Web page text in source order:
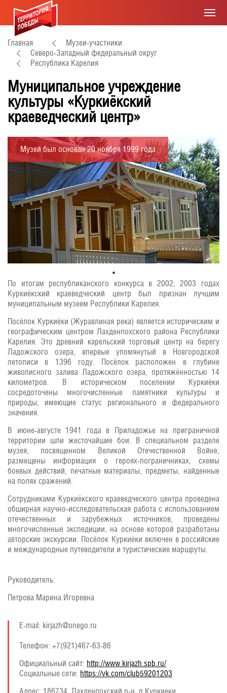
Главная
Музеи-участники
Северо-Западный федеральный округ
Республика Карелия
Муниципальное учреждение
культуры «Куркиёкский
краеведческий центр»
Музей был основан 20 ноября 1999 года
По итогам республиканского конкурса в 2002, 2003 годах
Куркиёкский краеведческий центр был признан лучшим
муниципальным музеем Республики Карелия.
Посёлок Куркиёки (Журавлиная река) является историческим и
географическим центром Лахденпохского района Республики
Карелия. Это древний карельский торговый центр на берегу
Ладожского озера, впервые упомянутый в Новгородской
летописи в 1396 году. Посёлок расположен в глубине
живописного залива Ладожского озера, протяжённостью 14
километров. В историческом поселении Куркиёки
сосредоточены многочисленные памятники культуры и
природы, имеющие статус регионального и федерального
значения.
В июне-августе 1941 года в Приладожье на приграничной
территории шли жесточайшие бои. В специальном разделе
музея, посвященном Великой Отечественной Войне,
размещены информация о героях-пограничниках, схемы
боевых действий, печатные материалы, предметы, найденные
на полях сражений.
Сотрудниками Куркиёкского краеведческого центра проведена
обширная научно-исследовательская работа с использованием
отечественных и зарубежных источников, проведены
многочисленные экспедиции, на основе которой разработаны
авторские экскурсии. Посёлок Куркиёки включен в российские
и международные путеводители и туристические маршруты.
Руководитель:
Петрова Марина Игоревна
E-mail: kirjazh@onego.ru
Телефон: +7(921)467-63-86
Официальный сайт: http://www.kirjazh.spb.ru/
Социальные сети: https://vk.com/club59201203